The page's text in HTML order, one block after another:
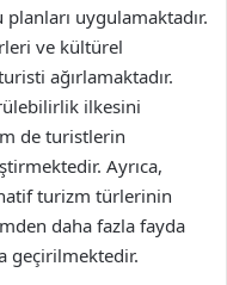
uygulamaktadır.
ve kültürel
ağırlamaktadır.
ilkesini
de turistlerin
Ayrıca,
turizm türlerinin
daha fazla fayda
geçirilmektedir.